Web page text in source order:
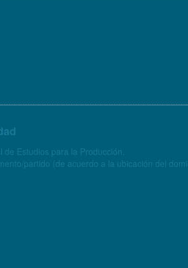
Estudios para la Producción.
partido (de acuerdo a la ubicación del